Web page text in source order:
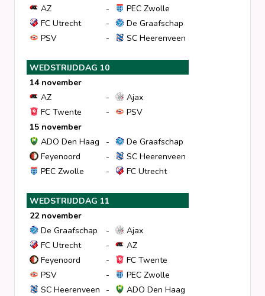
AZ
-
PEC Zwolle
FC Utrecht
-
De Graafschap
PSV
- SC Heerenveen
WEDSTRIJDDAG 10
14 november
AZ
-
Ajax
FC Twente
-
PSV
15 november
ADO Den Haag
-
De Graafschap
Feyenoord
-
SC Heerenveen
PEC Zwolle
- FC Utrecht
WEDSTRIJDDAG 11
22 november
De Graafschap
-
Ajax
FC Utrecht
-
AZ
Feyenoord
-
FC Twente
PSV
-
PEC Zwolle
SC Heerenveen
- ADO Den Haag